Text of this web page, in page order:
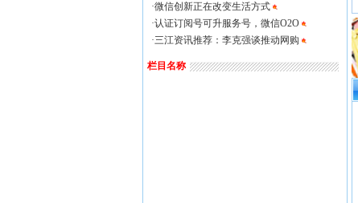
·微信创新正在改变生活方式
·认证订阅号可升服务号，微信O2O
·三江资讯推荐：李克强谈推动网购
栏目名称